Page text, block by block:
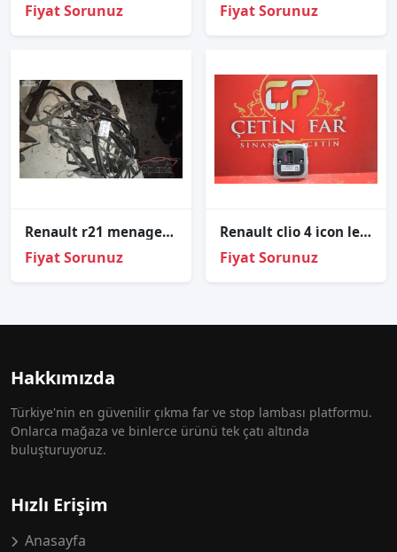
Fiyat Sorunuz Fiyat Sorunuz
Renault r21 menager 1.7 motor içi tesisatı
Fiyat Sorunuz
Renault cli̇o 4 i̇con led far beyni̇ sıfır orji̇nal a2c906658030
Fiyat Sorunuz
Hakkımızda
Türkiye'nin en güvenilir çıkma far ve stop lambası platformu.
Onlarca mağaza ve binlerce ürünü tek çatı altında
buluşturuyoruz.
Hızlı Erişim
Anasayfa